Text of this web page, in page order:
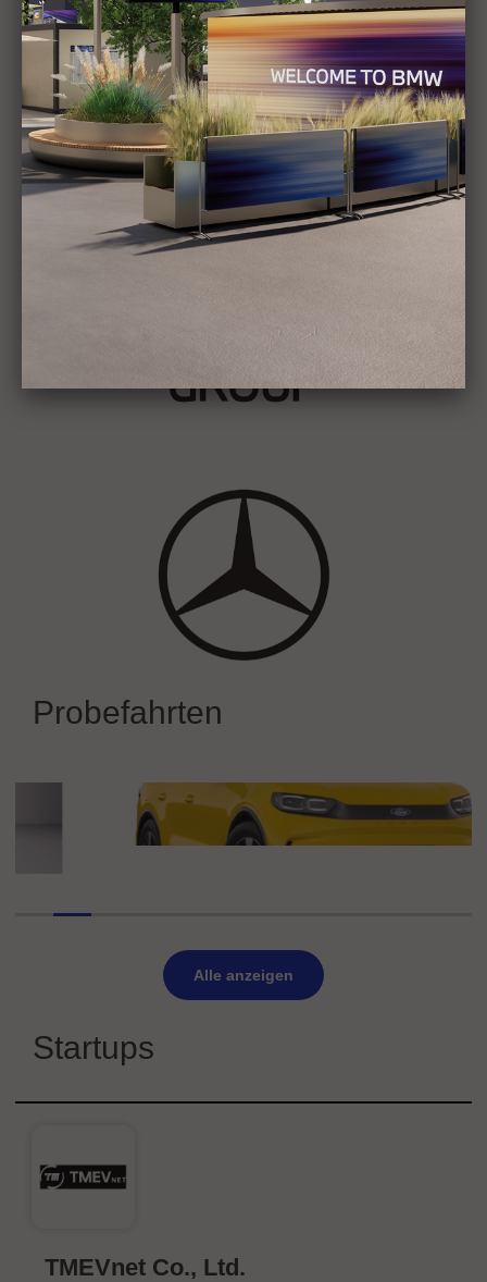
Alle anzeigen
Stories
DER NEUE BMW iX3
Mercedes-Benz auf der IAA MOBILITY 2025
Probefahrten
Alle anzeigen
Startups
TMEVnet Co., Ltd.